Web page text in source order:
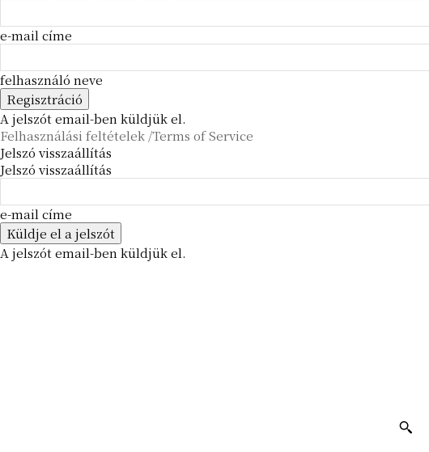
e-mail címe
felhasználó neve
A jelszót email-ben küldjük el.
Felhasználási feltételek /Terms of Service
Jelszó visszaállítás
Jelszó visszaállítás
e-mail címe
A jelszót email-ben küldjük el.